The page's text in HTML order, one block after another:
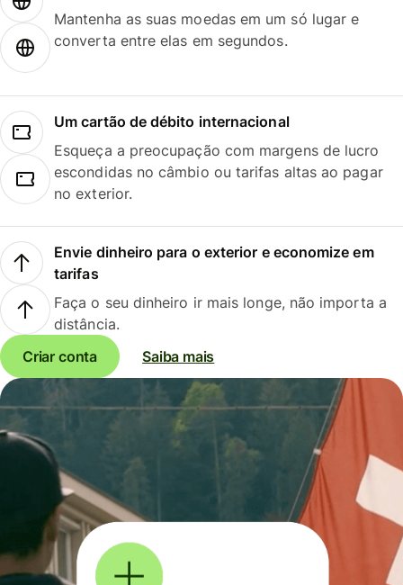
Mantenha as suas moedas em um só lugar e
converta entre elas em segundos.
Um cartão de débito internacional
Esqueça a preocupação com margens de lucro
escondidas no câmbio ou tarifas altas ao pagar
no exterior.
Envie dinheiro para o exterior e economize em
tarifas
Faça o seu dinheiro ir mais longe, não importa a
distância.
Criar conta
Saiba mais